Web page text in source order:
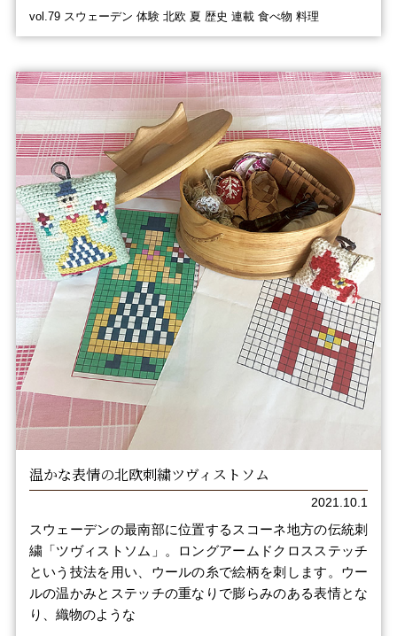
vol.79 スウェーデン 体験 北欧 夏 歴史 連載 食べ物 料理
温かな表情の北欧刺繍ツヴィストソム
2021.10.1
スウェーデンの最南部に位置するスコーネ地方の伝統刺
繍「ツヴィストソム」。ロングアームドクロスステッチ
という技法を用い、ウールの糸で絵柄を刺します。ウー
ルの温かみとステッチの重なりで膨らみのある表情とな
り、織物のような